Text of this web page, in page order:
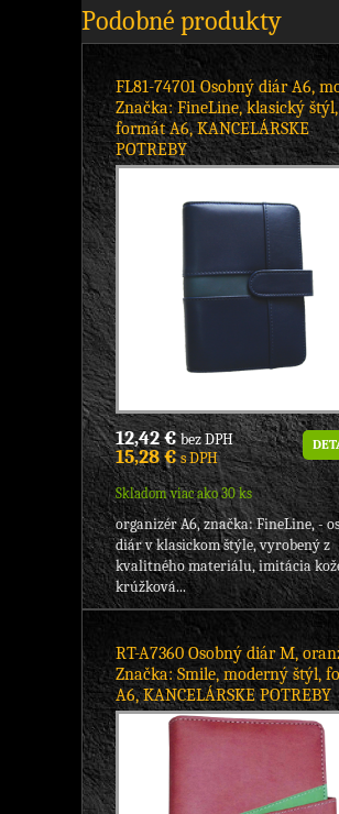
Podobné produkty
FL81-74701 Osobný diár A6,
Značka: FineLine, klasický štýl,
formát A6, KANCELÁRSKE
POTREBY
12,42 €bez DPH
15,28 €s DPH
Skladom viac ako 30 ks
organizér A6, značka: FineLine, -
diár v klasickom štýle, vyrobený z
kvalitného materiálu, imitácia
krúžková...
RT-A7360 Osobný diár M,
Značka: Smile, moderný štýl,
A6, KANCELÁRSKE POTREBY